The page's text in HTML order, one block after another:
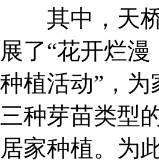
其中，天桥
展了“花开烂
种植活动”，
三种芽苗类型
居家种植。为